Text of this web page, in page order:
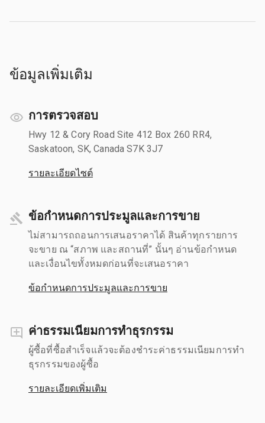
ข้อมูลเพิ่มเติม
การตรวจสอบ
Hwy 12 & Cory Road Site 412 Box 260 RR4,
Saskatoon, SK, Canada S7K 3J7
รายละเอียดไซต์
ข้อกำหนดการประมูลและการขาย
ไม่สามารถถอนการเสนอราคาได้ สินค้าทุกรายการ
จะขาย ณ “สภาพ และสถานที่” นั้นๆ อ่านข้อกำหนด
และเงื่อนไขทั้งหมดก่อนที่จะเสนอราคา
ข้อกำหนดการประมูลและการขาย
ค่าธรรมเนียมการทำธุรกรรม
ผู้ซื้อที่ซื้อสำเร็จแล้วจะต้องชำระค่าธรรมเนียมการทำ
ธุรกรรมของผู้ซื้อ
รายละเอียดเพิ่มเติม